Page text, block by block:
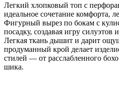
Легкий хлопковый топ с
идеальное сочетание комфорта,
Фигурный вырез по бокам с
посадку, создавая игру силуэтов
Легкая ткань дышит и дарит
продуманный крой делает
стилей — от расслабленного
шика.